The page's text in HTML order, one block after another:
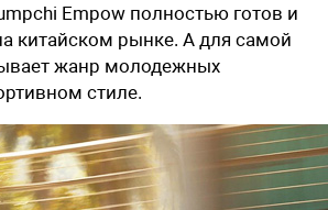
Empow полностью готов и
китайском рынке. А для самой
жанр молодежных
стиле.